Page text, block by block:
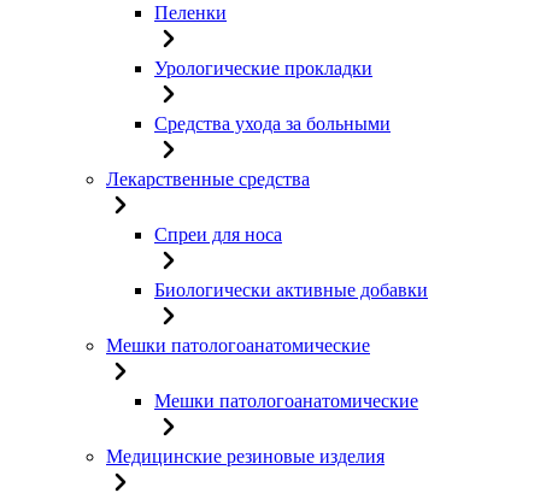
Пеленки
Урологические прокладки
Средства ухода за больными
Лекарственные средства
Спреи для носа
Биологически активные добавки
Мешки патологоанатомические
Мешки патологоанатомические
Медицинские резиновые изделия